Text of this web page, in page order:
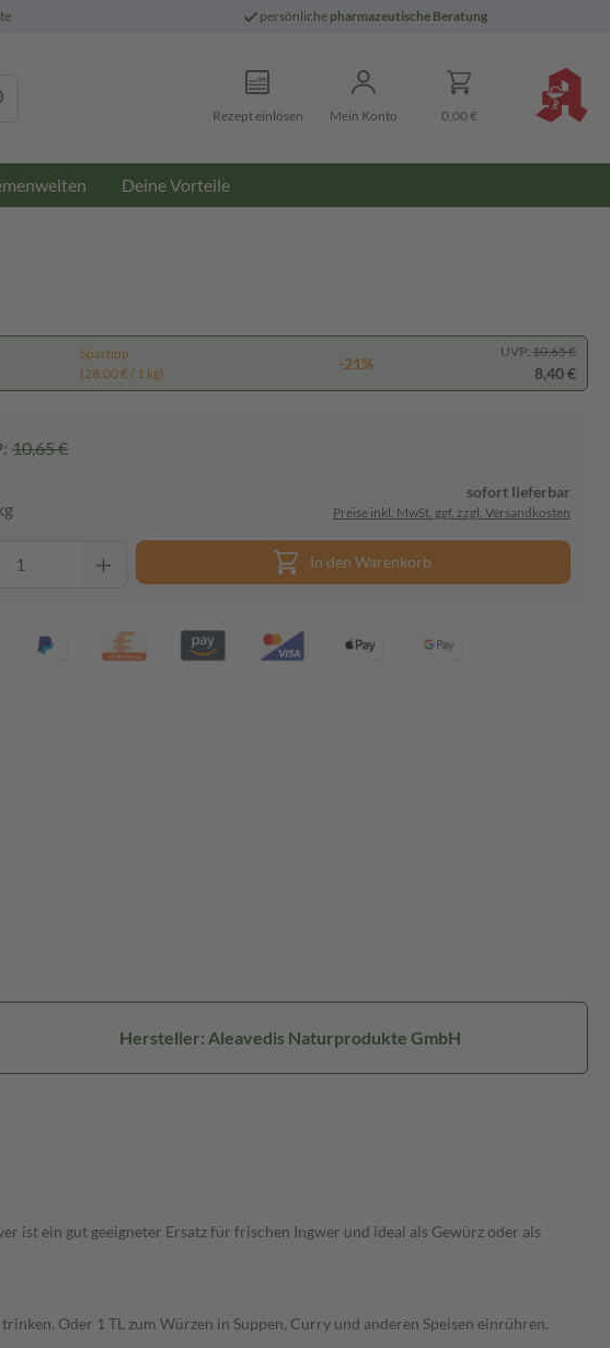
persönliche pharmazeutische Beratung
Rezept einlösen Mein Konto 0,00 €
Deine Vorteile
Spartipp
(28,00 € / 1 kg)
-21%
UVP: 10,65 €
8,40 €
10,65 €
sofort lieferbar
Preise inkl. MwSt. ggf. zzgl. Versandkosten
In den Warenkorb
Hersteller: Aleavedis Naturprodukte GmbH
ist ein gut geeigneter Ersatz für frischen Ingwer und ideal als Gewürz oder als
Oder 1 TL zum Würzen in Suppen, Curry und anderen Speisen einrühren.